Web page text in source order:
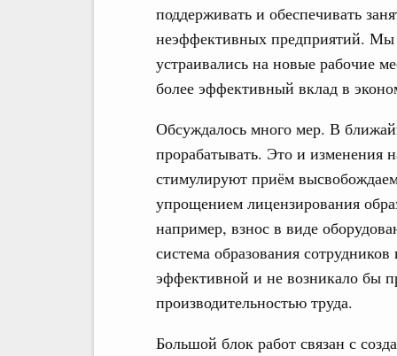
поддерживать и обеспечивать
неэффективных предприятий. Мы
устраивались на новые рабочие
более эффективный вклад в
Обсуждалось много мер. В
прорабатывать. Это и изменения
стимулируют приём
упрощением лицензирования
например, взнос в виде
система образования
эффективной и не возникало бы
производительностью труда.
Большой блок работ связан с